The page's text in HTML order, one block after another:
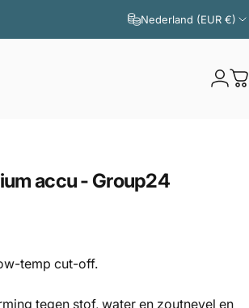
Nederland (EUR €)
accu- Group24
temp cut-off.
tegen stof, water en zoutnevel en